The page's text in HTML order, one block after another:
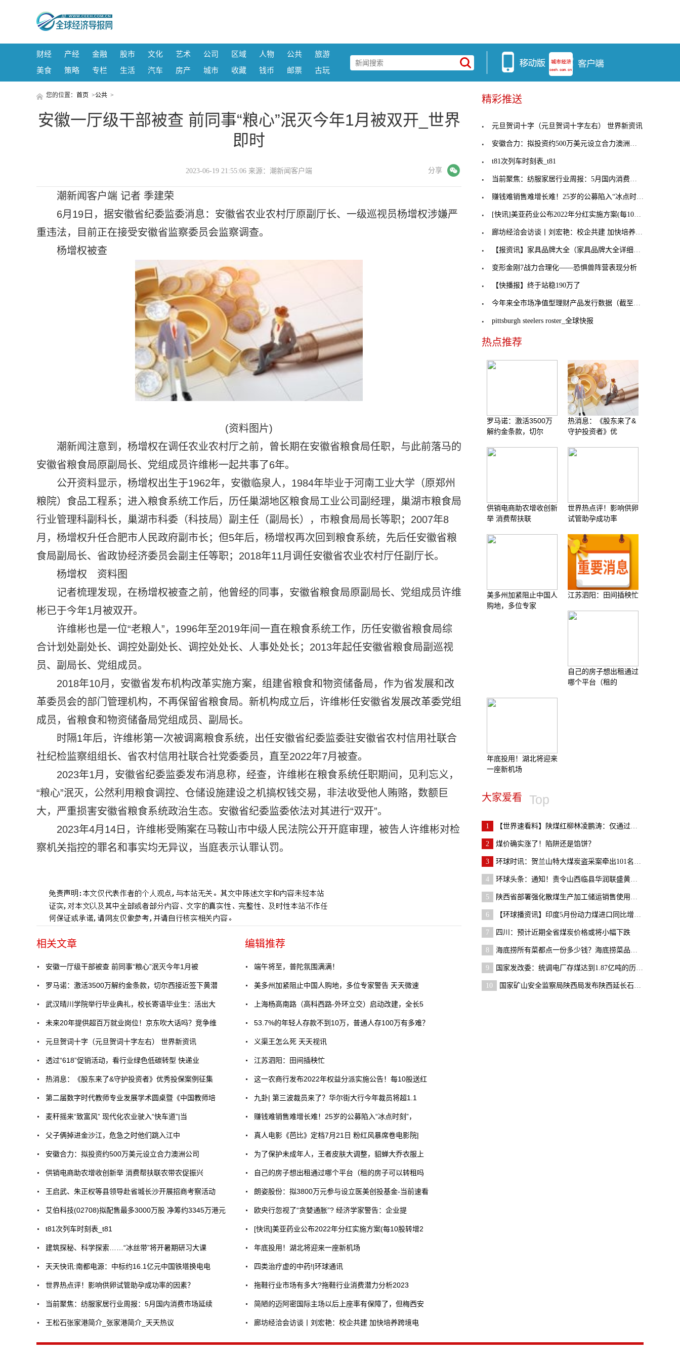
财经 产经 金融 股市 文化 艺术 公司 区域 人物 公共
旅游
美食
策略 专栏 生活 汽车 房产 城市 收藏 钱币 邮票 古玩
您的位置： 首页 >公共 >
安徽一厅级干部被查 前同事“粮心”泯灭今年1月被双开_世界
即时
2023-06-19 21:55:06 来源：潮新闻客户端 分享
潮新闻客户端 记者 季建荣
6月19日，据安徽省纪委监委消息：安徽省农业农村厅原副厅长、一级巡视员杨增权涉嫌严
重违法，目前正在接受安徽省监察委员会监察调查。
杨增权被查
(资料图片)
潮新闻注意到，杨增权在调任农业农村厅之前，曾长期在安徽省粮食局任职，与此前落马的
安徽省粮食局原副局长、党组成员许维彬一起共事了6年。
公开资料显示，杨增权出生于1962年，安徽临泉人，1984年毕业于河南工业大学（原郑州
粮院）食品工程系；进入粮食系统工作后，历任巢湖地区粮食局工业公司副经理，巢湖市粮食局
行业管理科副科长，巢湖市科委（科技局）副主任（副局长），市粮食局局长等职；2007年8
月，杨增权升任合肥市人民政府副市长；但5年后，杨增权再次回到粮食系统，先后任安徽省粮
食局副局长、省政协经济委员会副主任等职；2018年11月调任安徽省农业农村厅任副厅长。
杨增权 资料图
记者梳理发现，在杨增权被查之前，他曾经的同事，安徽省粮食局原副局长、党组成员许维
彬已于今年1月被双开。
许维彬也是一位“老粮人”，1996年至2019年间一直在粮食系统工作，历任安徽省粮食局综
合计划处副处长、调控处副处长、调控处处长、人事处处长；2013年起任安徽省粮食局副巡视
员、副局长、党组成员。
2018年10月，安徽省发布机构改革实施方案，组建省粮食和物资储备局，作为省发展和改
革委员会的部门管理机构，不再保留省粮食局。新机构成立后，许维彬任安徽省发展改革委党组
成员，省粮食和物资储备局党组成员、副局长。
时隔1年后，许维彬第一次被调离粮食系统，出任安徽省纪委监委驻安徽省农村信用社联合
社纪检监察组组长、省农村信用社联合社党委委员，直至2022年7月被查。
2023年1月，安徽省纪委监委发布消息称，经查，许维彬在粮食系统任职期间，见利忘义，
“粮心”泯灭，公然利用粮食调控、仓储设施建设之机搞权钱交易，非法收受他人贿赂，数额巨
大，严重损害安徽省粮食系统政治生态。安徽省纪委监委依法对其进行“双开”。
2023年4月14日，许维彬受贿案在马鞍山市中级人民法院公开开庭审理，被告人许维彬对检
察机关指控的罪名和事实均无异议，当庭表示认罪认罚。
相关文章
安徽一厅级干部被查 前同事“粮心”泯灭今年1月被
罗马诺：激活3500万解约金条款，切尔西接近签下黄潜
武汉晴川学院举行毕业典礼，校长寄语毕业生：活出大
未来20年提供超百万就业岗位！京东吹大话吗？竞争维
元旦贺词十字（元旦贺词十字左右） 世界新资讯
透过“618”促销活动，看行业绿色低碳转型 快递业
热消息：《股东来了&守护投资者》优秀投保案例征集
第二届数字时代教师专业发展学术圆桌暨《中国教师培
麦秆摇来“致富风” 现代化农业驶入“快车道”|当
父子俩掉进金沙江，危急之时他们跳入江中
安徽合力：拟投资约500万美元设立合力澳洲公司
供销电商助农增收创新举 消费帮扶联农带农促振兴
王启武、朱正权等县领导赴省城长沙开展招商考察活动
艾伯科技(02708)拟配售最多3000万股 净筹约3345万港元
t81次列车时刻表_t81
建筑探秘、科学探索……“冰丝带”将开暑期研习大课
天天快讯:南都电源：中标约16.1亿元中国铁塔换电电
世界热点评！影响供卵试管助孕成功率的因素？
当前聚焦：纺服家居行业周报：5月国内消费市场延续
王松石张家港简介_张家港简介_天天热议
编辑推荐
端午将至，普陀氛围满满！
美多州加紧阻止中国人购地，多位专家警告 天天微速
上海杨高南路（高科西路-外环立交）启动改建，全长5
53.7%的年轻人存款不到10万，普通人存100万有多难？
义渠王怎么死 天天视讯
江苏泗阳：田间插秧忙
这一农商行发布2022年权益分派实施公告！每10股送红
九卦| 第三波裁员来了？华尔街大行今年裁员将超1.1
赚钱难销售难增长难！25岁的公募陷入“冰点时刻”，
真人电影《芭比》定档7月21日 粉红风暴席卷电影院|
为了保护未成年人，王者皮肤大调整，貂蝉大乔衣服上
自己的房子想出租通过哪个平台（租的房子可以转租吗
朗姿股份：拟3800万元参与设立医美创投基金-当前速看
欧央行忽视了“贪婪通胀”? 经济学家警告：企业提
[快讯]美亚药业公布2022年分红实施方案(每10股转增2
年底投用！湖北将迎来一座新机场
四类治疗虚的中药!|环球通讯
拖鞋行业市场有多大?拖鞋行业消费潜力分析2023
简陋的迈阿密国际主场以后上座率有保障了，但梅西安
廊坊经洽会访谈丨刘宏艳：校企共建 加快培养跨境电
精彩推送
元旦贺词十字（元旦贺词十字左右） 世界新资讯
安徽合力：拟投资约500万美元设立合力澳洲公司
t81次列车时刻表_t81
当前聚焦：纺服家居行业周报：5月国内消费市场延续
赚钱难销售难增长难！25岁的公募陷入“冰点时刻”，
[快讯]美亚药业公布2022年分红实施方案(每10股转增2
廊坊经洽会访谈丨刘宏艳：校企共建 加快培养跨境电
【报资讯】家具品牌大全（家具品牌大全详细介绍
变形金刚7战力合理化——恐惧兽阵营表现分析
【快播报】终于站稳190万了
今年来全市场净值型理财产品发行数据（截至6月18日
pittsburgh steelers roster_全球快报
热点推荐
罗马诺：激活3500万
解约金条款，切尔
热消息：《股东来了&
守护投资者》优
供销电商助农增收创新
举 消费帮扶联
世界热点评！影响供卵
试管助孕成功率
美多州加紧阻止中国人
购地，多位专家
江苏泗阳：田间插秧忙
自己的房子想出租通过
哪个平台（租的
年底投用！湖北将迎来
一座新机场
大家爱看 Top
1 【世界速看料】陕煤红柳林凌鹏涛：仅通过全场景数据
2 ​煤价确实涨了！陷阱还是馅饼？
3 环球时讯：贺兰山特大煤炭盗采案牵出101名党员干部
4 环球头条：通知！责令山西临县华润联盛黄家沟煤业有
5 陕西省部署强化散煤生产加工储运销售使用环节监管
6 【环球播资讯】印度5月份动力煤进口同比增长23% 环
7 四川：预计近期全省煤炭价格或将小幅下跌
8 海底捞所有菜都点一份多少钱？海底捞菜品价格哪里看
9 国家发改委：统调电厂存煤达到1.87亿吨的历史新高
10 国家矿山安全监察局陕西局发布陕西延长石油集团横山